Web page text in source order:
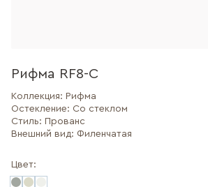
Рифма RF8-C
Коллекция: Рифма
Остекление: Со стеклом
Стиль: Прованс
Внешний вид: Филенчатая
Цвет: